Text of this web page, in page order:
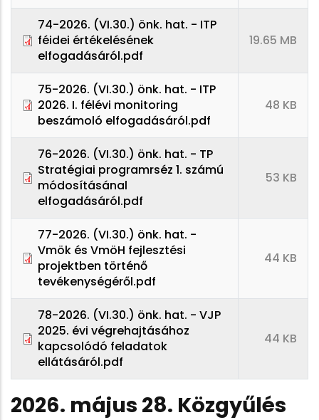
74-2026. (VI.30.) önk. hat. - ITP
féidei értékelésének
elfogadásáról.pdf
19.65 MB
75-2026. (VI.30.) önk. hat. - ITP
2026. I. félévi monitoring
beszámoló elfogadásáról.pdf
48 KB
76-2026. (VI.30.) önk. hat. - TP
Stratégiai programrséz 1. számú
módosításánal
elfogadásáról.pdf
53 KB
77-2026. (VI.30.) önk. hat. -
Vmök és VmöH fejlesztési
projektben történő
tevékenységéről.pdf
44 KB
78-2026. (VI.30.) önk. hat. - VJP
2025. évi végrehajtásához
kapcsolódó feladatok
ellátásáról.pdf
44 KB
2026. május 28. Közgyűlés